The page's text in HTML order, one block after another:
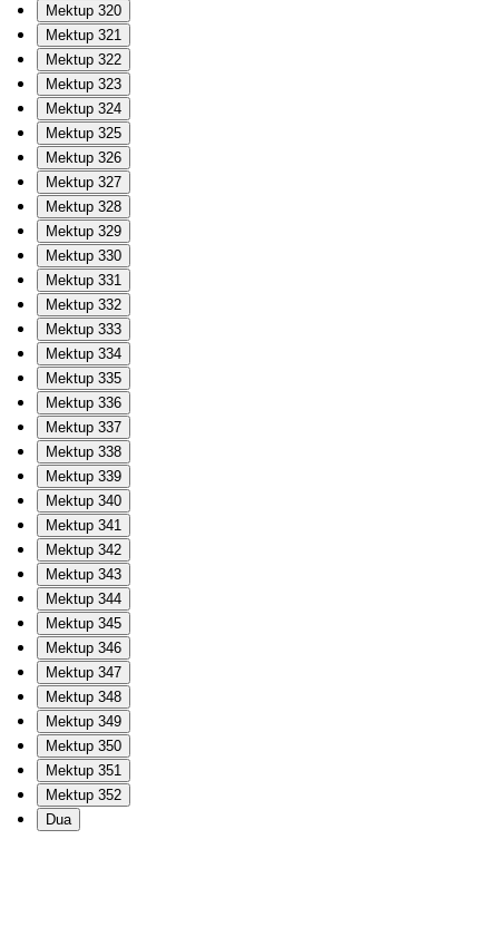
Mektup 320
Mektup 321
Mektup 322
Mektup 323
Mektup 324
Mektup 325
Mektup 326
Mektup 327
Mektup 328
Mektup 329
Mektup 330
Mektup 331
Mektup 332
Mektup 333
Mektup 334
Mektup 335
Mektup 336
Mektup 337
Mektup 338
Mektup 339
Mektup 340
Mektup 341
Mektup 342
Mektup 343
Mektup 344
Mektup 345
Mektup 346
Mektup 347
Mektup 348
Mektup 349
Mektup 350
Mektup 351
Mektup 352
Dua